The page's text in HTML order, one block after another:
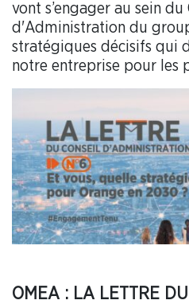
vont s’engager au sein du
d'Administration du
stratégiques décisifs qui
notre entreprise pour les
OMEA : LA LETTRE